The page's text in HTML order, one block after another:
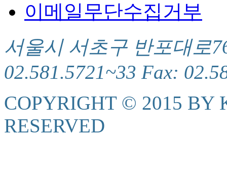
이메일무단수집거부
서울시 서초구 반포대로
02.581.5721~33 Fax:
COPYRIGHT © 2015 BY
RESERVED